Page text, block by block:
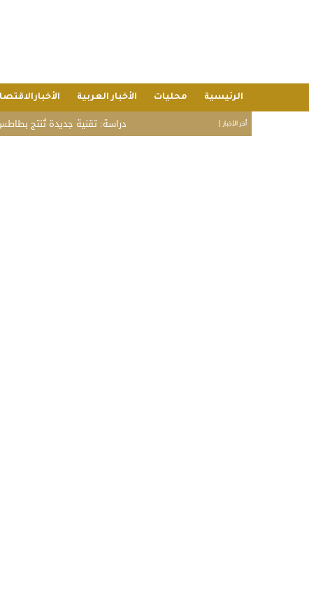
الرئيسية محليات الأخبار العربية
أخر الأخبار | دراسة: تقنية جديدة تُنتج بطاطس مقلية